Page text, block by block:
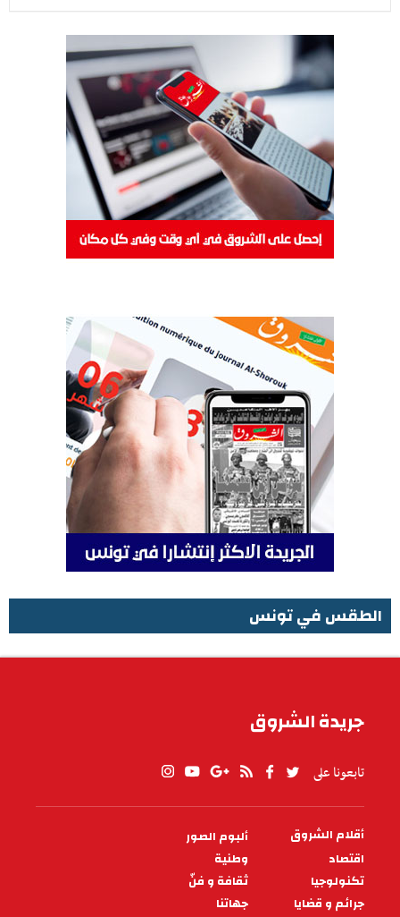
الطقس في تونس
جريدة الشروق
تابعونا على
PIED
DE
PAGE
أقلام الشروق
ألبوم الصور
اقتصاد
وطنية
تكنولوجيا
ثقافة و فنّ
جرائم و قضايا
جهاتنا